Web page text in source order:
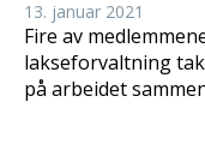
13. januar 2021
Fire av
lakseforvaltning
på arbeidet